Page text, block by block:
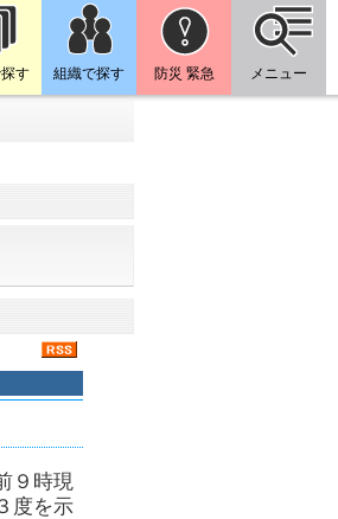
す 組織で探す 防災 緊急 メニュー
９時現
度を示